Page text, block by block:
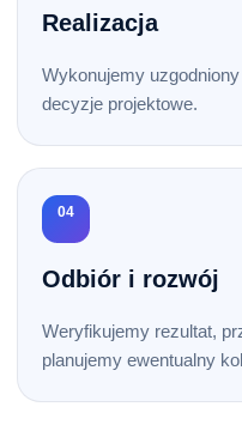
Realizacja
Wykonujemy
decyzje projektowe.
04
Odbiór i rozwój
Weryfikujemy rezultat,
planujemy ewentualny